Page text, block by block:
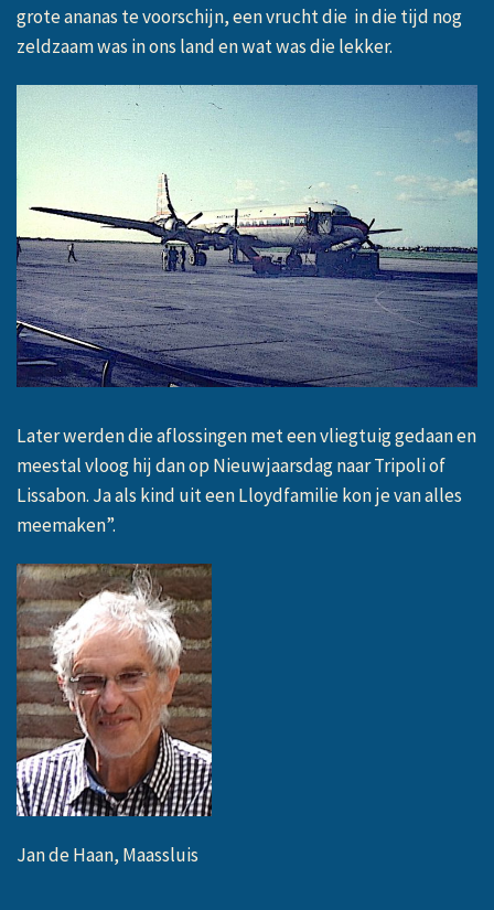
grote ananas te voorschijn, een vrucht die in die tijd nog
zeldzaam was in ons land en wat was die lekker.
Later werden die aflossingen met een vliegtuig gedaan en
meestal vloog hij dan op Nieuwjaarsdag naar Tripoli of
Lissabon. Ja als kind uit een Lloydfamilie kon je van alles
meemaken”.
Jan de Haan, Maassluis